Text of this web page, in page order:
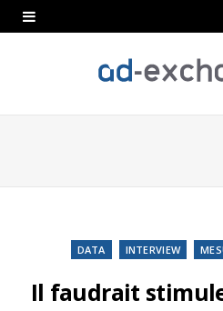
DATA INTERVIEW
Il faudrait